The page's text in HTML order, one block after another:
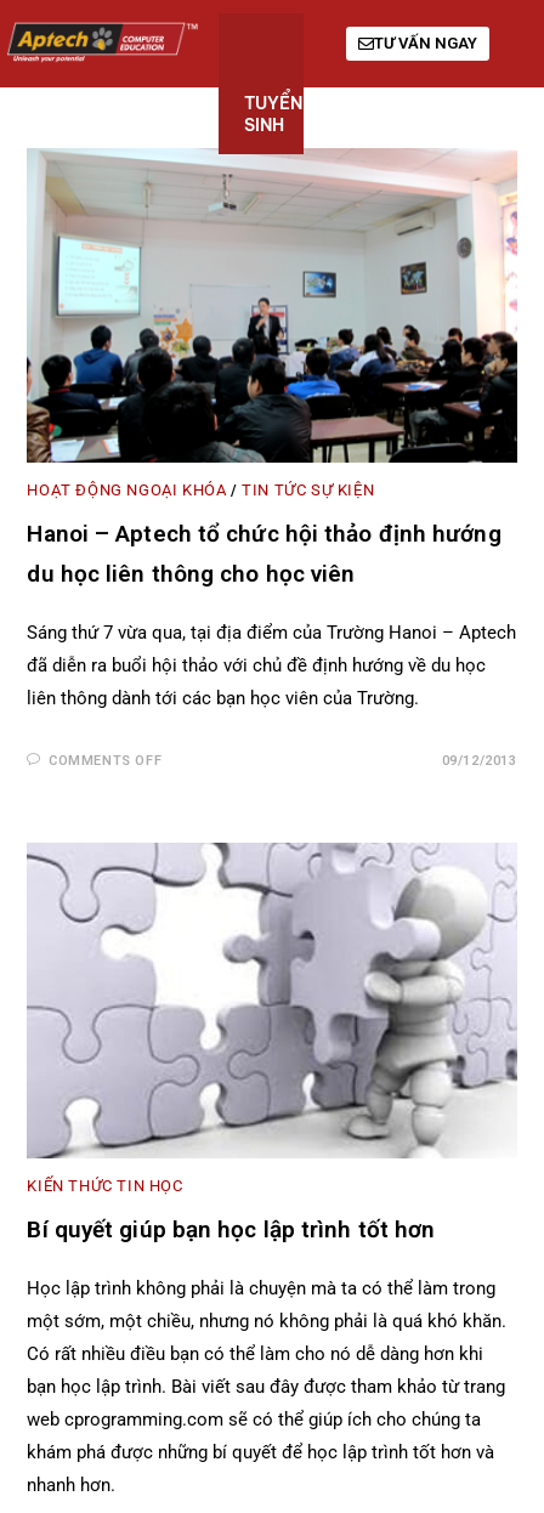
TUYỂN
SINH
TƯ VẤN NGAY
HOẠT ĐỘNG NGOẠI KHÓA/TIN TỨC SỰ KIỆN
Hanoi – Aptech tổ chức hội thảo định hướng
du học liên thông cho học viên
Sáng thứ 7 vừa qua, tại địa điểm của Trường Hanoi – Aptech
đã diễn ra buổi hội thảo với chủ đề định hướng về du học
liên thông dành tới các bạn học viên của Trường.
COMMENTS OFF 09/12/2013
KIẾN THỨC TIN HỌC
Bí quyết giúp bạn học lập trình tốt hơn
Học lập trình không phải là chuyện mà ta có thể làm trong
một sớm, một chiều, nhưng nó không phải là quá khó khăn.
Có rất nhiều điều bạn có thể làm cho nó dễ dàng hơn khi
bạn học lập trình. Bài viết sau đây được tham khảo từ trang
web cprogramming.com sẽ có thể giúp ích cho chúng ta
khám phá được những bí quyết để học lập trình tốt hơn và
nhanh hơn.